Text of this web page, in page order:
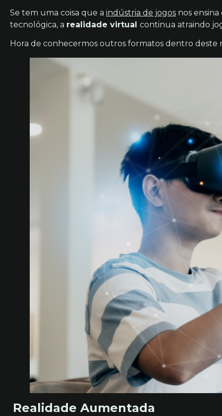
Se tem uma coisa que a indústria de jogos nos
tecnológica, a realidade virtual continua atraindo
Hora de conhecermos outros formatos dentro deste
Realidade Aumentada